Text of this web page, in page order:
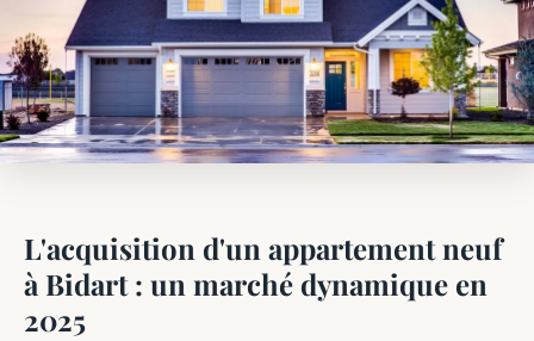
L'acquisition d'un appartement neuf
à Bidart : un marché dynamique en
2025